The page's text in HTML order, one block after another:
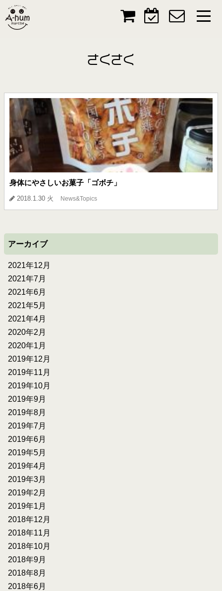
さくさく
身体にやさしいお菓子「ゴボチ」
2018.1.30 火 News&Topics
アーカイブ
2021年12月
2021年7月
2021年6月
2021年5月
2021年4月
2020年2月
2020年1月
2019年12月
2019年11月
2019年10月
2019年9月
2019年8月
2019年7月
2019年6月
2019年5月
2019年4月
2019年3月
2019年2月
2019年1月
2018年12月
2018年11月
2018年10月
2018年9月
2018年8月
2018年6月